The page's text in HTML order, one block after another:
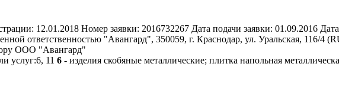
12.01.2018 Номер заявки: 2016732267 Дата подачи заявки: 01.09.2016
ответственностью "Авангард", 350059, г. Краснодар, ул. Уральская, 116/4
ООО "Авангард"
услуг:6, 11 6 - изделия скобяные металлические; плитка напольная